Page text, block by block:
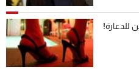
للدعارة!